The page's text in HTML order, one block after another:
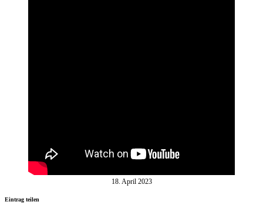
18. April 2023
Eintrag teilen